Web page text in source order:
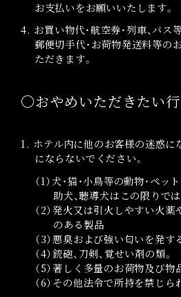
お支払いをお願いいたします。
4. お買い物代・航空券・列車、バス
郵便切手代・お荷物発送料等の
ただきます。
〇おやめいただきたい
1. ホテル内に他のお客様の迷惑に
にならないでください。
（1）犬・猫・小鳥等の動物・ペッ
助犬、聴導犬はこの限りで
（2）発火又は引火しやすい火
のある製品
（3）悪臭および強い匂いを発す
（4）銃砲、刀剣、覚せい剤の類。
（5）著しく多量のお荷物及び物
（6）その他法令で所持を禁じら